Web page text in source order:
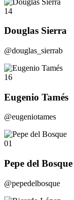
14
Douglas Sierra
@douglas_sierrab
16
Eugenio Tamés
@eugeniotames
01
Pepe del Bosque
@pepedelbosque